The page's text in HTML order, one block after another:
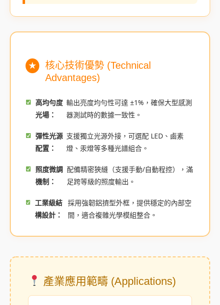
★
核心技術優勢 (Technical
Advantages)
高均勻度
光場：
輸出亮度均勻性可達 ±1%，確保大型感測
器測試時的數據一致性。
彈性光源
配置：
支援獨立光源外接，可選配 LED、鹵素
燈、汞燈等多種光譜組合。
照度微調
機制：
配備精密狹縫（支援手動/自動程控），滿
足跨等級的照度輸出。
工業級結
構設計：
採用強韌鋁擠型外框，提供穩定的內部空
間，適合複雜光學模組整合。
產業應用範疇 (Applications)